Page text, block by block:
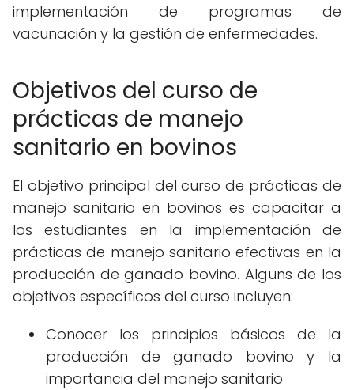
implementación de programas de
vacunación y la gestión de enfermedades.
Objetivos del curso de
prácticas de manejo
sanitario en bovinos
El objetivo principal del curso de prácticas de
manejo sanitario en bovinos es capacitar a
los estudiantes en la implementación de
prácticas de manejo sanitario efectivas en la
producción de ganado bovino. Alguns de los
objetivos específicos del curso incluyen:
Conocer los principios básicos de la
producción de ganado bovino y la
importancia del manejo sanitario